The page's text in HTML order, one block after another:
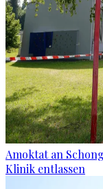
Amoktat an
Klinik entlassen